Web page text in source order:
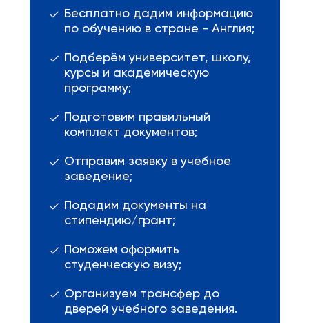
Бесплатно дадим информацию
по обучению в стране - Англия;
Подберём университет, школу,
курсы и академическую
программу;
Подготовим правильный
комплект документов;
Отправим заявку в учебное
заведение;
Подадим документы на
стипендию/грант;
Поможем оформить
студенческую визу;
Организуем трансфер до
дверей учебного заведения.